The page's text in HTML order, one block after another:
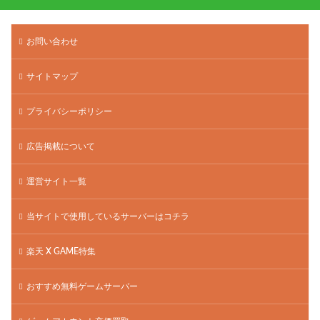
お問い合わせ
サイトマップ
プライバシーポリシー
広告掲載について
運営サイト一覧
当サイトで使用しているサーバーはコチラ
楽天 X GAME特集
おすすめ無料ゲームサーバー